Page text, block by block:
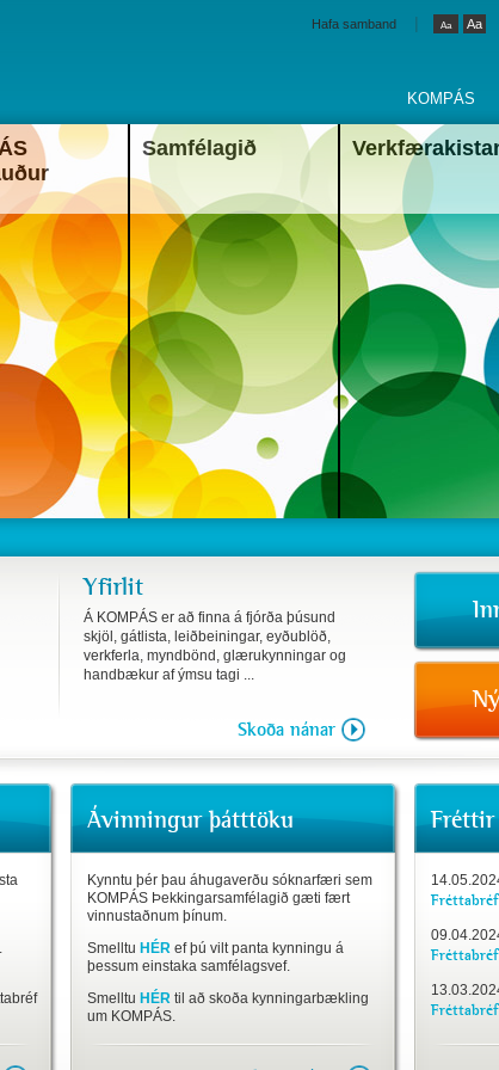
Aa
Aa
|
Hafa samband
KOMPÁS
er fræðslu- og þekkingarvefur um
hagnýtrar þekkingar. Hugmyndafræði
byggir á þeirri staðreynd að þekking
verðmætari sem hún er
nánar
KOMPÁS Þekkingarsamfélagið er helgað
stjórnun og starfsmannamálum í víðu
samhengi. Mannauðurinn er grunnurinn að
rekstri allra fyrirtækja og stofnana og í
felast mikil verðmæti.
Skoða nánar
Samfélagið
KOMPÁS
háskóla,
einstaklinga um
Skoða nánar
Yfirlit
Á KOMPÁS er að finna á fjórða þúsund
skjöl, gátlista, leiðbeiningar, eyðublöð,
verkferla, myndbönd, glærukynningar og
handbækur af ýmsu tagi ...
Skoða nánar
Ávinningur þátttöku
Kynntu þér þau áhugaverðu sóknarfæri sem
KOMPÁS Þekkingarsamfélagið gæti fært
vinnustaðnum þínum.
Smelltu HÉR ef þú vilt panta kynningu á
þessum einstaka samfélagsvef.
Smelltu HÉR til að skoða kynningarbækling
um KOMPÁS.
Fréttir